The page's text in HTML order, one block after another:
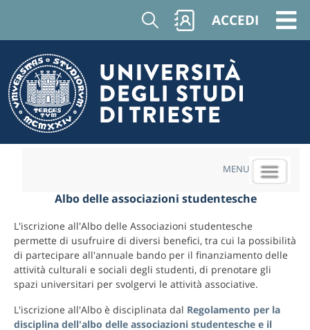
Cerca ACCEDI
MENU
Albo delle associazioni studentesche
L'iscrizione all'Albo delle Associazioni studentesche
permette di usufruire di diversi benefici, tra cui la possibilità
di partecipare all'annuale bando per il finanziamento delle
attività culturali e sociali degli studenti, di prenotare gli
spazi universitari per svolgervi le attività associative.
L'iscrizione all'Albo è disciplinata dal Regolamento per la
disciplina dell'albo delle associazioni studentesche e il